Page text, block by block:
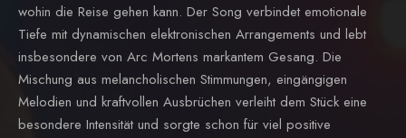
wohin die Reise gehen kann. Der Song verbindet emotionale
Tiefe mit dynamischen elektronischen Arrangements und lebt
insbesondere von Arc Mortens markantem Gesang. Die
Mischung aus melancholischen Stimmungen, eingängigen
Melodien und kraftvollen Ausbrüchen verleiht dem Stück eine
besondere Intensität und sorgte schon für viel positive